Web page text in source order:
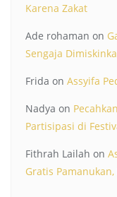
Karena Zakat
Ade rohaman on
Sengaja
Frida on Assyifa
Nadya on
Partisipasi di
Fithrah Lailah on
Gratis